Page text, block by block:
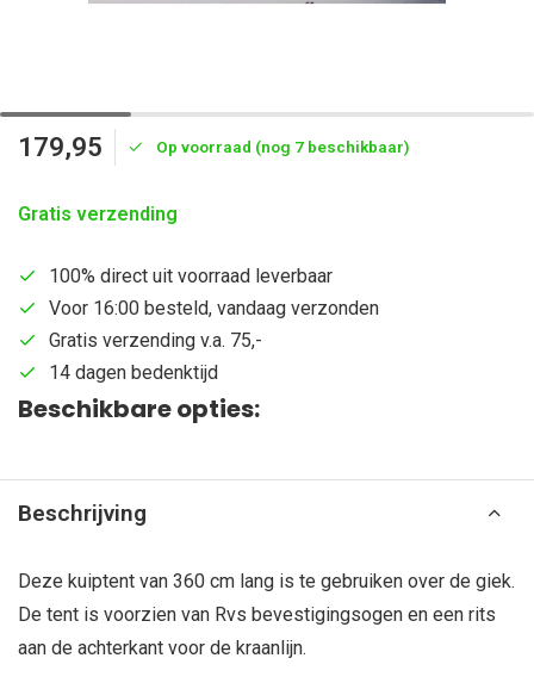
179,95 Op voorraad (nog 7 beschikbaar)
Gratis verzending
100% direct uit voorraad leverbaar
Voor 16:00 besteld, vandaag verzonden
Gratis verzending v.a. 75,-
14 dagen bedenktijd
Beschikbare opties:
Beschrijving
Deze kuiptent van 360 cm lang is te gebruiken over de giek.
De tent is voorzien van Rvs bevestigingsogen en een rits
aan de achterkant voor de kraanlijn.